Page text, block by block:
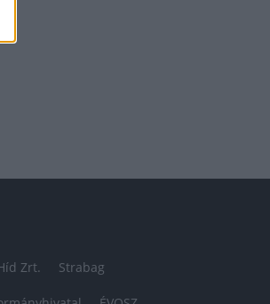
Zrt. Strabag